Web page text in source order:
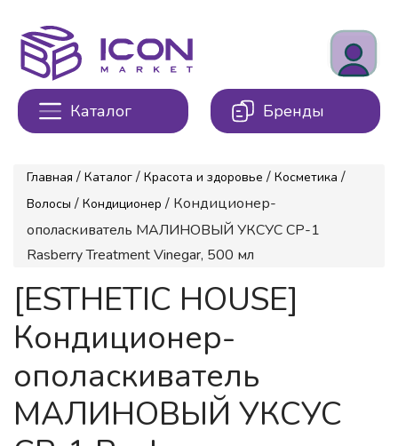
Каталог Бренды
Главная / Каталог / Красота и здоровье / Косметика /
Волосы / Кондиционер / Кондиционер-
ополаскиватель МАЛИНОВЫЙ УКСУС CP-1
Rasberry Treatment Vinegar, 500 мл
[ESTHETIC HOUSE]
Кондиционер-
ополаскиватель
МАЛИНОВЫЙ УКСУС